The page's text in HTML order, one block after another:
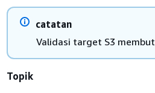
catatan
Validasi target S3
Topik